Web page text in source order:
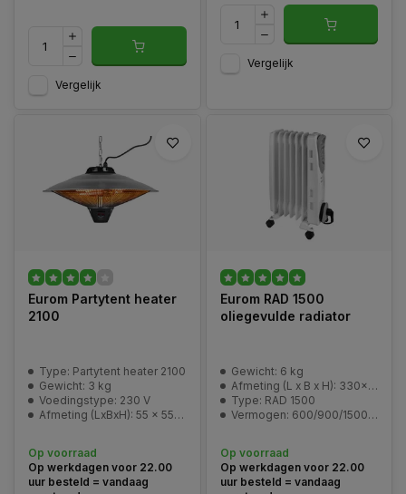
Vergelijk
Vergelijk
Eurom Partytent heater
2100
Type: Partytent heater 2100
Gewicht: 3 kg
Voedingstype: 230 V
Afmeting (LxBxH): 55 x 55 x 35 cm
Op voorraad
Op werkdagen voor 22.00
uur besteld = vandaag
Eurom RAD 1500
oliegevulde radiator
Gewicht: 6 kg
Afmeting (L x B x H): 330x240x550 mm
Type: RAD 1500
Vermogen: 600/900/1500 Watt
Op voorraad
Op werkdagen voor 22.00
uur besteld = vandaag